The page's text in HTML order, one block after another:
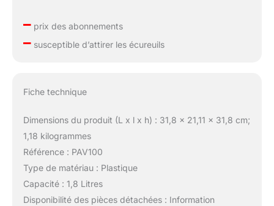
–prix des abonnements
–susceptible d’attirer les écureuils
Fiche technique
Dimensions du produit (L x l x h) : 31,8 x 21,11 x 31,8 cm;
1,18 kilogrammes
Référence : PAV100
Type de matériau : Plastique
Capacité : 1,8 Litres
Disponibilité des pièces détachées : Information